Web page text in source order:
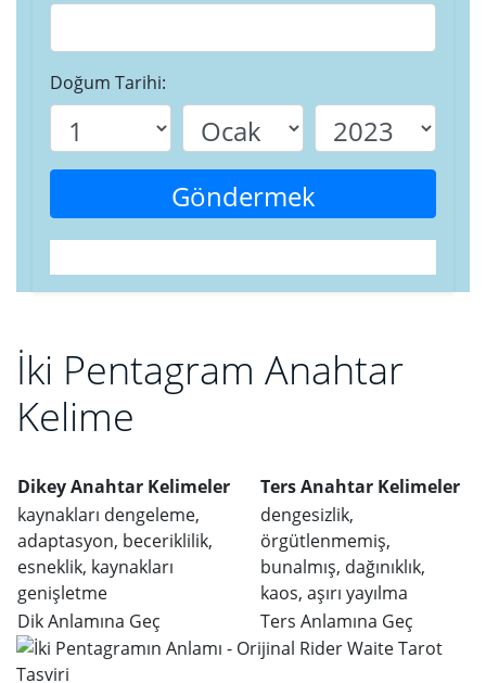
Doğum Tarihi:
Göndermek
İki Pentagram Anahtar
Kelime
Dikey Anahtar Kelimeler
Ters Anahtar Kelimeler
kaynakları dengeleme,
adaptasyon, beceriklilik,
esneklik, kaynakları
genişletme
dengesizlik,
örgütlenmemiş,
bunalmış, dağınıklık,
kaos, aşırı yayılma
Dik Anlamına Geç
Ters Anlamına Geç